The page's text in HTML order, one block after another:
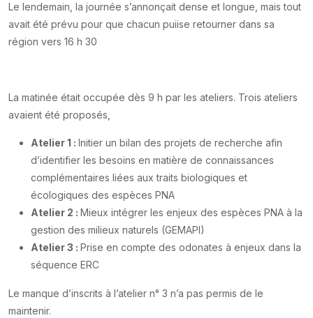
Le lendemain, la journée s’annonçait dense et longue, mais tout
avait été prévu pour que chacun puiise retourner dans sa
région vers 16 h 30
La matinée était occupée dès 9 h par les ateliers. Trois ateliers
avaient été proposés,
Atelier 1 : Initier un bilan des projets de recherche afin
d’identifier les besoins en matière de connaissances
complémentaires liées aux traits biologiques et
écologiques des espèces PNA
Atelier 2 : Mieux intégrer les enjeux des espèces PNA à la
gestion des milieux naturels (GEMAPI)
Atelier 3 : Prise en compte des odonates à enjeux dans la
séquence ERC
Le manque d’inscrits à l’atelier n° 3 n’a pas permis de le
maintenir.